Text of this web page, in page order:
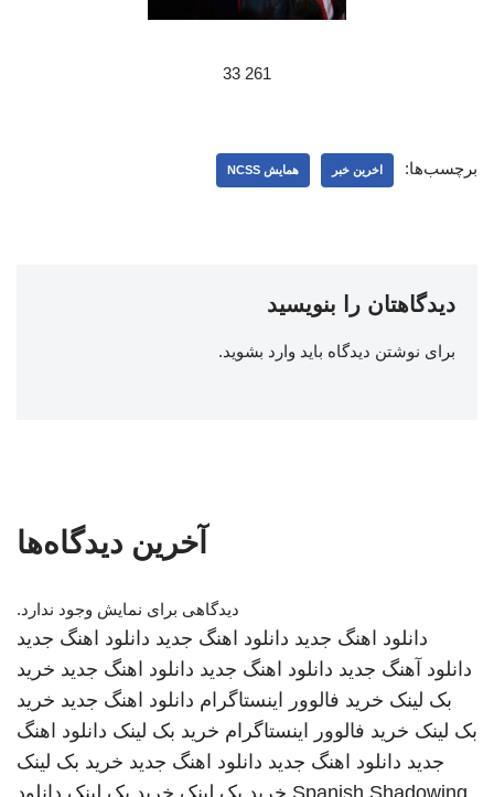
261 33
برچسب‌ها: اخرین خبر همایش NCSS
دیدگاهتان را بنویسید
برای نوشتن دیدگاه باید وارد بشوید.
آخرین دیدگاه‌ها
دیدگاهی برای نمایش وجود ندارد.
دانلود اهنگ جدید دانلود اهنگ جدید دانلود اهنگ جدید
دانلود آهنگ جدید دانلود اهنگ جدید دانلود اهنگ جدید خرید
بک لینک خرید فالوور اینستاگرام دانلود اهنگ جدید خرید
بک لینک خرید فالوور اینستاگرام خرید بک لینک دانلود اهنگ
جدید دانلود اهنگ جدید دانلود اهنگ جدید خرید بک لینک
Spanish Shadowing خرید بک لینک خرید بک لینک دانلود